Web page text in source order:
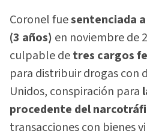
Coronel fuesentenciada
(3 años) en noviembre de
culpable detres cargos
para distribuir drogas con
Unidos, conspiración para
procedente del
transacciones con bienes